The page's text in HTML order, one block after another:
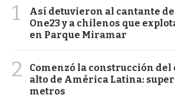
1
Así detuvieron al cantante
One23 y a chilenos que
en Parque Miramar
2
Comenzó la construcción
alto de América Latina:
metros